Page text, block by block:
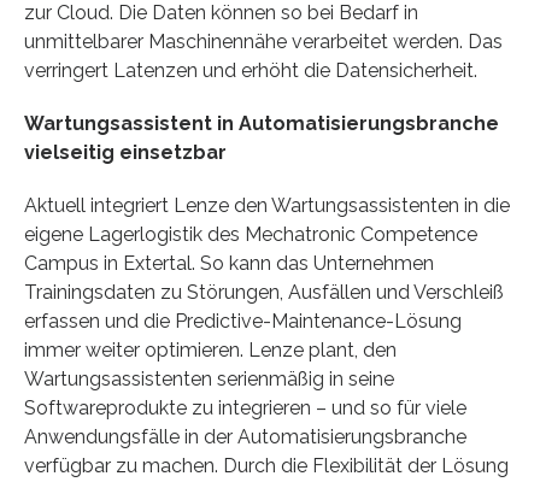
zur Cloud. Die Daten können so bei Bedarf in
unmittelbarer Maschinennähe verarbeitet werden. Das
verringert Latenzen und erhöht die Datensicherheit.
Wartungsassistent in Automatisierungsbranche
vielseitig einsetzbar
Aktuell integriert Lenze den Wartungsassistenten in die
eigene Lagerlogistik des Mechatronic Competence
Campus in Extertal. So kann das Unternehmen
Trainingsdaten zu Störungen, Ausfällen und Verschleiß
erfassen und die Predictive-Maintenance-Lösung
immer weiter optimieren. Lenze plant, den
Wartungsassistenten serienmäßig in seine
Softwareprodukte zu integrieren – und so für viele
Anwendungsfälle in der Automatisierungsbranche
verfügbar zu machen. Durch die Flexibilität der Lösung